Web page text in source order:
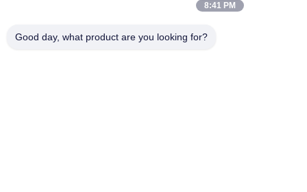
8:41 PM
Good day, what product are you looking for?